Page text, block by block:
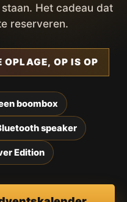
Het cadeau dat
reserveren.
OPLAGE, OP IS OP
boombox
speaker
Edition